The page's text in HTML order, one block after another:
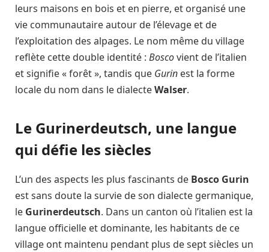
leurs maisons en bois et en pierre, et organisé une
vie communautaire autour de l’élevage et de
l’exploitation des alpages. Le nom même du village
reflète cette double identité : Boscovient de l’italien
et signifie « forêt », tandis que Gurin est la forme
locale du nom dans le dialecteWalser.
Le Gurinerdeutsch, une langue
qui défie les siècles
L’un des aspects les plus fascinants de Bosco Gurin
est sans doute la survie de son dialecte germanique,
le Gurinerdeutsch. Dans un canton où l’italien est la
langue officielle et dominante, les habitants de ce
village ont maintenu pendant plus de sept siècles un